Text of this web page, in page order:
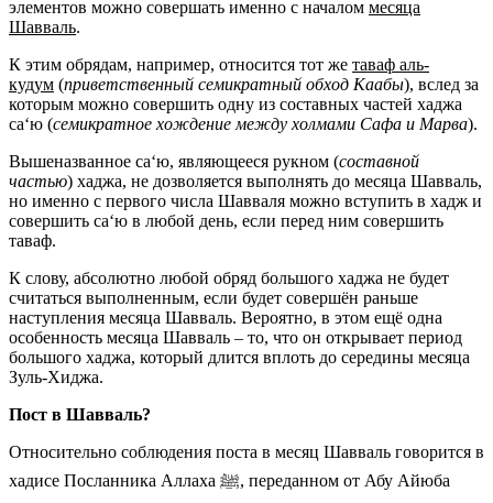
элементов можно совершать именно с началом месяца
Шавваль.
К этим обрядам, например, относится тот же таваф аль-
кудум (приветственный семикратный обход Каабы), вслед за
которым можно совершить одну из составных частей хаджа
саʻю (семикратное хождение между холмами Сафа и Марва).
Вышеназванное саʻю, являющееся рукном (составной
частью) хаджа, не дозволяется выполнять до месяца Шавваль,
но именно с первого числа Шавваля можно вступить в хадж и
совершить саʻю в любой день, если перед ним совершить
таваф.
К слову, абсолютно любой обряд большого хаджа не будет
считаться выполненным, если будет совершён раньше
наступления месяца Шавваль. Вероятно, в этом ещё одна
особенность месяца Шавваль – то, что он открывает период
большого хаджа, который длится вплоть до середины месяца
Зуль-Хиджа.
Пост в Шавваль?
Относительно соблюдения поста в месяц Шавваль говорится в
хадисе Посланника Аллаха ﷺ, переданном от Абу Айюба